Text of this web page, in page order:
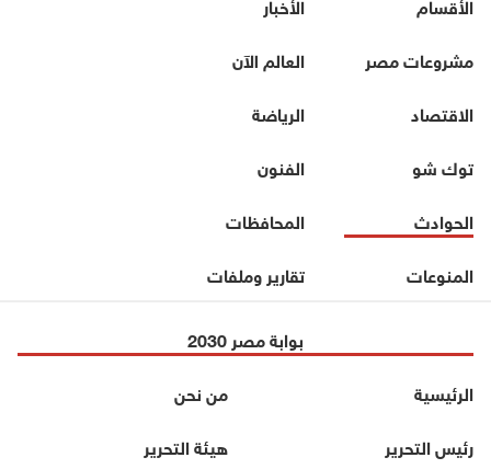
مشروعات مصر
العالم الآن
الاقتصاد
الرياضة
توك شو
الفنون
الحوادث
المحافظات
المنوعات
تقارير وملفات
بوابة مصر 2030
الرئيسية
من نحن
رئيس التحرير
هيئة التحرير